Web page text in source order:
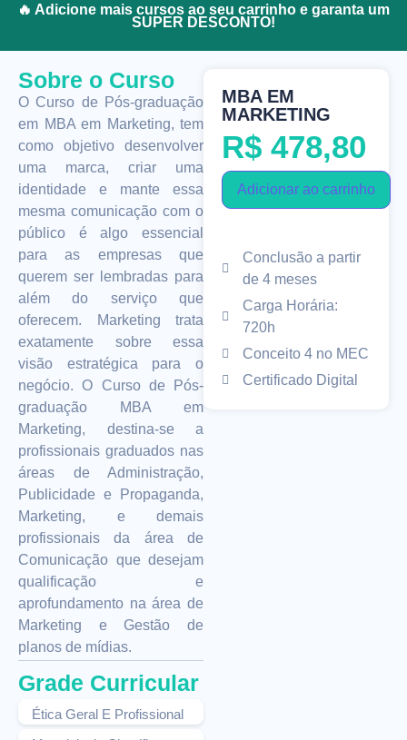
🔥 Adicione mais cursos ao seu carrinho e garanta um
SUPER DESCONTO!
Sobre o Curso
O Curso de Pós-graduação
em MBA em Marketing, tem
como objetivo desenvolver
uma marca, criar uma
identidade e mante essa
mesma comunicação com o
público é algo essencial
para as empresas que
querem ser lembradas para
além do serviço que
oferecem. Marketing trata
exatamente sobre essa
visão estratégica para o
negócio. O Curso de Pós-
graduação MBA em
Marketing, destina-se a
profissionais graduados nas
áreas de Administração,
Publicidade e Propaganda,
Marketing, e demais
profissionais da área de
Comunicação que desejam
qualificação e
aprofundamento na área de
Marketing e Gestão de
planos de mídias.
Grade Curricular
Ética Geral E Profissional
MBA EM
MARKETING
R$ 478,80
Adicionar ao carrinho
Conclusão a partir
de 4 meses
Carga Horária:
720h
Conceito 4 no MEC
Certificado Digital